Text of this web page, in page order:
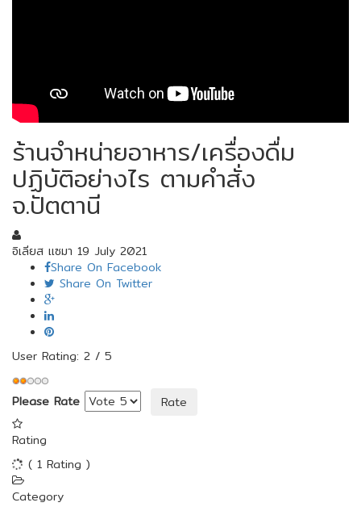
ร้านจำหน่ายอาหาร/เครื่องดื่ม
ปฏิบัติอย่างไร ตามคำสั่ง
จ.ปัตตานี
อิเลียส เเซมา 19 July 2021
Share On Facebook
Share On Twitter
User Rating: 2 / 5
Please Rate
Rating
( 1 Rating )
Category